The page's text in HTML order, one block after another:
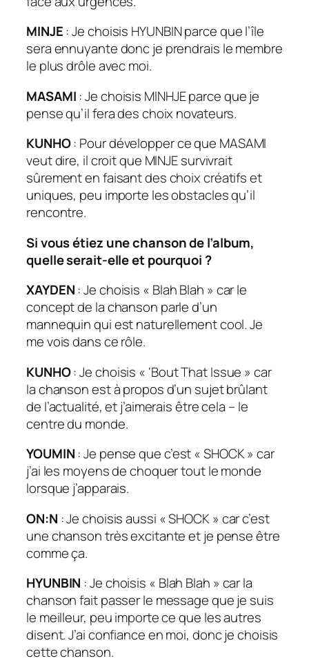
MINJE : Je choisis HYUNBIN parce que l’île
sera ennuyante donc je prendrais le membre
le plus drôle avec moi.
MASAMI : Je choisis MINHJE parce que je
pense qu’il fera des choix novateurs.
KUNHO: Pour développer ce que MASAMI
veut dire, il croit que MINJE survivrait
sûrement en faisant des choix créatifs et
uniques, peu importe les obstacles qu’il
rencontre.
Si vous étiez une chanson de l’album,
quelle serait-elle et pourquoi ?
XAYDEN : Je choisis « Blah Blah » car le
concept de la chanson parle d’un
mannequin qui est naturellement cool. Je
me vois dans ce rôle.
KUNHO: Je choisis « ‘Bout That Issue » car
la chanson est à propos d’un sujet brûlant
de l’actualité, et j’aimerais être cela – le
centre du monde.
YOUMIN : Je pense que c’est « SHOCK » car
j’ai les moyens de choquer tout le monde
lorsque j’apparais.
ON:N : Je choisis aussi « SHOCK » car c’est
une chanson très excitante et je pense être
comme ça.
HYUNBIN : Je choisis « Blah Blah » car la
chanson fait passer le message que je suis
le meilleur, peu importe ce que les autres
disent. J’ai confiance en moi, donc je choisis
cette chanson.